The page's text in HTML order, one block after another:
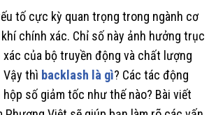
tố cực kỳ quan trọng trong ngành cơ
chính xác. Chỉ số này ảnh hưởng trục
của bộ truyền động và chất lượng
Vậy thì backlash là gì? Các tác động
số giảm tốc như thế nào? Bài viết